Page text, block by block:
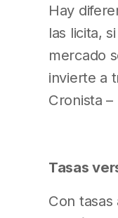
Hay
las licita,
mercado
invierte a
Cronista –
Tasas
Con